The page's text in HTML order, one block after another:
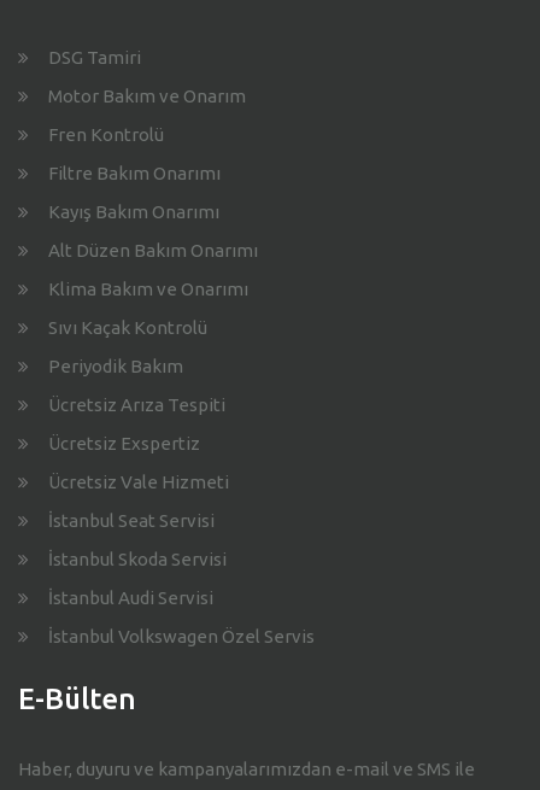
DSG Tamiri
Motor Bakım ve Onarım
Fren Kontrolü
Filtre Bakım Onarımı
Kayış Bakım Onarımı
Alt Düzen Bakım Onarımı
Klima Bakım ve Onarımı
Sıvı Kaçak Kontrolü
Periyodik Bakım
Ücretsiz Arıza Tespiti
Ücretsiz Exspertiz
Ücretsiz Vale Hizmeti
İstanbul Seat Servisi
İstanbul Skoda Servisi
İstanbul Audi Servisi
İstanbul Volkswagen Özel Servis
E-Bülten
Haber, duyuru ve kampanyalarımızdan e-mail ve SMS ile